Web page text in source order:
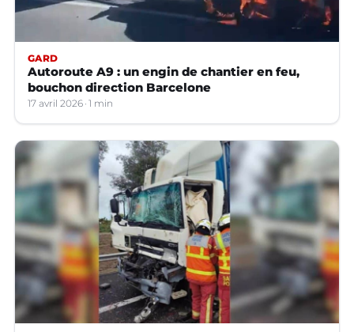
GARD
Autoroute A9 : un engin de chantier en feu,
bouchon direction Barcelone
17 avril 2026 1 min